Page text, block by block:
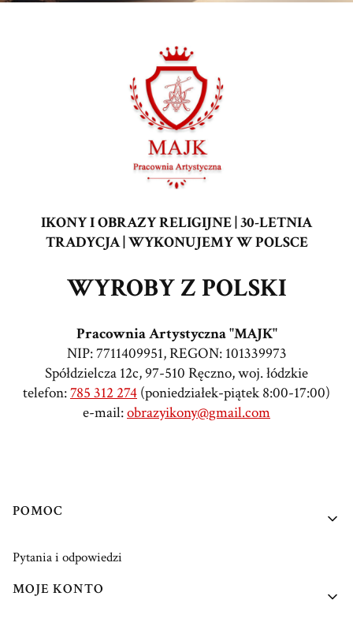
IKONY I OBRAZY RELIGIJNE | 30-LETNIA
TRADYCJA | WYKONUJEMY W POLSCE
WYROBY Z POLSKI
Pracownia Artystyczna "MAJK"
NIP: 7711409951, REGON: 101339973
Spółdzielcza 12c, 97-510 Ręczno, woj. łódzkie
telefon:785 312 274 (poniedziałek-piątek 8:00-17:00)
e-mail:obrazyikony@gmail.com
Linki w stopce
POMOC
Pytania i odpowiedzi
MOJE KONTO